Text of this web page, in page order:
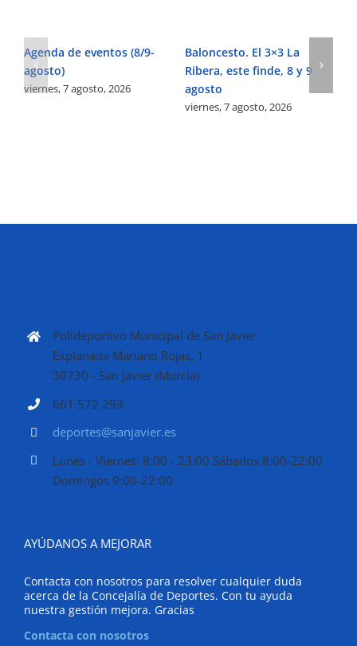
Agenda de eventos (8/9-
agosto)
viernes, 7 agosto, 2026
Baloncesto. El 3×3 La
Ribera, este finde, 8 y 9
agosto
viernes, 7 agosto, 2026
Polideportivo Municipal de San Javier
Explanada Mariano Rojas, 1
30730 - San Javier (Murcia)
661 572 293
deportes@sanjavier.es
Lunes - Viernes: 8:00 - 23:00 Sábados 8:00-22:00
Domingos 9:00-22:00
AYÚDANOS A MEJORAR
Contacta con nosotros para resolver cualquier duda
acerca de la Concejalía de Deportes. Con tu ayuda
nuestra gestión mejora. Gracias
Contacta con nosotros